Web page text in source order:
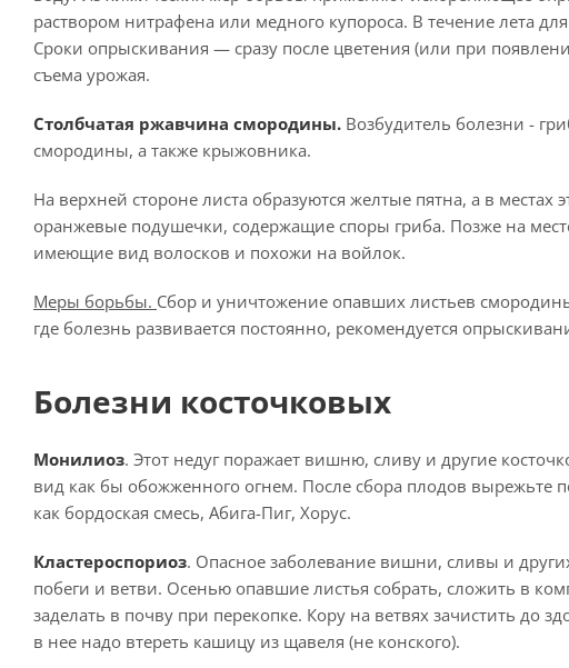
раствором нитрафена или медного купороса. В течение лета
Сроки опрыскивания — сразу после цветения (или при
съема урожая.
Столбчатая ржавчина смородины. Возбудитель болезни -
смородины, а также крыжовника.
На верхней стороне листа образуются желтые пятна, а в
оранжевые подушечки, содержащие споры гриба. Позже на
имеющие вид волосков и похожи на войлок.
Меры борьбы. Сбор и уничтожение опавших листьев
где болезнь развивается постоянно, рекомендуется
Болезни косточковых
Монилиоз. Этот недуг поражает вишню, сливу и другие
вид как бы обожженного огнем. После сбора плодов вырежьте
как бордоская смесь, Абига-Пиг, Хорус.
Кластероспориоз. Опасное заболевание вишни, сливы и
побеги и ветви. Осенью опавшие листья собрать, сложить в
заделать в почву при перекопке. Кору на ветвях зачистить
в нее надо втереть кашицу из щавеля (не конского).